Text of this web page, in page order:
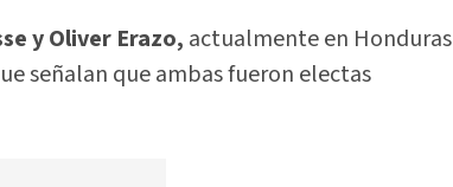
y Oliver Erazo, actualmente en Honduras
señalan que ambas fueron electas